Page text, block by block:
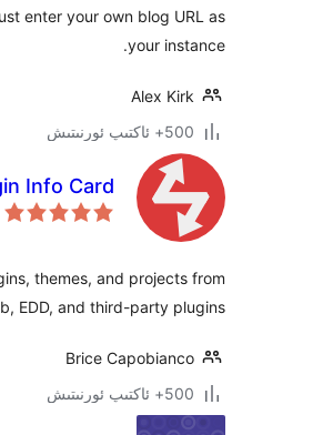
enter your own blog URL as
your instance.
Alex Kirk
500+ ئاكتىپ ئورنىتىش
Info Card
themes, and projects from
EDD, and third-party plugins.
Brice Capobianco
500+ ئاكتىپ ئورنىتىش